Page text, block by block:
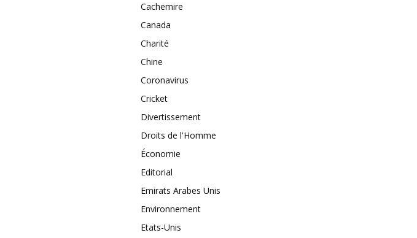
Cachemire
Canada
Charité
Chine
Coronavirus
Cricket
Divertissement
Droits de l'Homme
Économie
Editorial
Emirats Arabes Unis
Environnement
Etats-Unis